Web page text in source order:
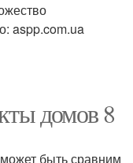
aspp.com.ua
домов 8
быть сравним